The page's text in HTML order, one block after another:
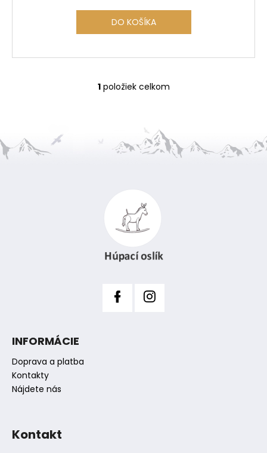
DO KOŠÍKA
O
d
p
r
v
k
y
1položiek celkom
INFORMÁCIE
Doprava a platba
Kontakty
Nájdete nás
Kontakt